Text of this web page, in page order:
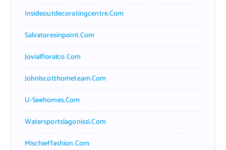
Insideoutdecoratingcentre.com
Salvatoresinpoint.com
Jovialfloralco.com
Johnlscotthometeam.com
U-Seehomes.com
Watersportslagonissi.com
Mischieffashion.com